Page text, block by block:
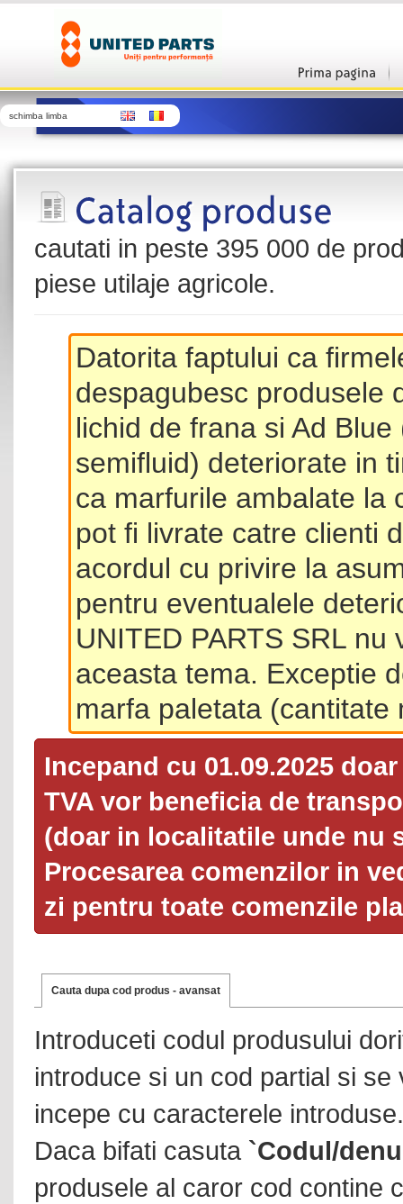
schimba limba
cautati in peste 395 000 de
piese utilaje agricole.
Datorita faptului ca
despagubesc produsele
lichid de frana si Ad
semifluid) deteriorate in
ca marfurile ambalate la
pot fi livrate catre clienti
acordul cu privire la
pentru eventualele
UNITED PARTS SRL
aceasta tema. Exceptie
marfa paletata (cantitate
Incepand cu 01.09.2025
TVA vor beneficia de
(doar in localitatile unde nu
Procesarea comenzilor in
zi pentru toate comenzile
Cauta dupa cod produs - avansat
Introduceti codul produsului
introduce si un cod partial si
incepe cu caracterele introduse.
Daca bifati casuta `Codul/
produsele al caror cod contine